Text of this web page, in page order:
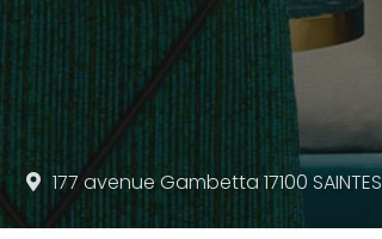
177 avenue Gambetta 17100 SAINTES